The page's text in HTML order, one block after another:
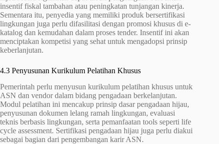
insentif fiskal tambahan atau peningkatan tunjangan kinerja.
Sementara itu, penyedia yang memiliki produk bersertifikasi
lingkungan juga perlu difasilitasi dengan promosi khusus di e-
katalog dan kemudahan dalam proses tender. Insentif ini akan
menciptakan kompetisi yang sehat untuk mengadopsi prinsip
keberlanjutan.
4.3 Penyusunan Kurikulum Pelatihan Khusus
Pemerintah perlu menyusun kurikulum pelatihan khusus untuk
ASN dan vendor dalam bidang pengadaan berkelanjutan.
Modul pelatihan ini mencakup prinsip dasar pengadaan hijau,
penyusunan dokumen lelang ramah lingkungan, evaluasi
teknis berbasis lingkungan, serta pemanfaatan tools seperti life
cycle assessment. Sertifikasi pengadaan hijau juga perlu diakui
sebagai bagian dari pengembangan karir ASN.